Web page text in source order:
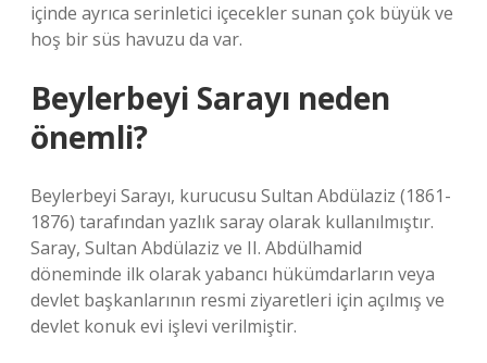
içinde ayrıca serinletici içecekler sunan çok büyük ve
hoş bir süs havuzu da var.
Beylerbeyi Sarayı neden
önemli?
Beylerbeyi Sarayı, kurucusu Sultan Abdülaziz (1861-
1876) tarafından yazlık saray olarak kullanılmıştır.
Saray, Sultan Abdülaziz ve II. Abdülhamid
döneminde ilk olarak yabancı hükümdarların veya
devlet başkanlarının resmi ziyaretleri için açılmış ve
devlet konuk evi işlevi verilmiştir.